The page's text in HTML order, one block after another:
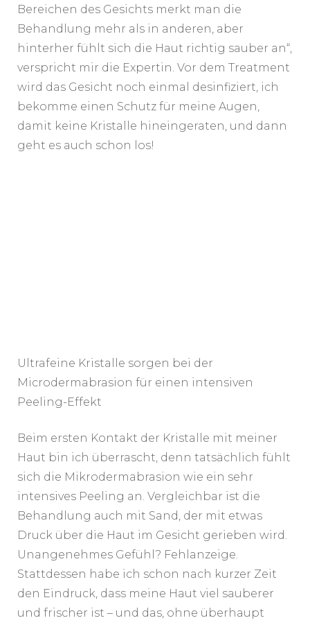
Bereichen des Gesichts merkt man die
Behandlung mehr als in anderen, aber
hinterher fühlt sich die Haut richtig sauber an“,
verspricht mir die Expertin. Vor dem Treatment
wird das Gesicht noch einmal desinfiziert, ich
bekomme einen Schutz für meine Augen,
damit keine Kristalle hineingeraten, und dann
geht es auch schon los!
Ultrafeine Kristalle sorgen bei der
Microdermabrasion für einen intensiven
Peeling-Effekt
Beim ersten Kontakt der Kristalle mit meiner
Haut bin ich überrascht, denn tatsächlich fühlt
sich die Mikrodermabrasion wie ein sehr
intensives Peeling an. Vergleichbar ist die
Behandlung auch mit Sand, der mit etwas
Druck über die Haut im Gesicht gerieben wird.
Unangenehmes Gefühl? Fehlanzeige.
Stattdessen habe ich schon nach kurzer Zeit
den Eindruck, dass meine Haut viel sauberer
und frischer ist – und das, ohne überhaupt